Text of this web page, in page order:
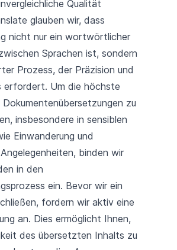
Qualität
glauben wir, dass
nicht nur ein wortwörtlicher
Sprachen ist, sondern
Prozess, der Präzision und
erfordert. Um die höchste
zu
insbesondere in sensiblen
Einwanderung und
binden wir
in den
ein. Bevor wir ein
fordern wir aktiv eine
an. Dies ermöglicht Ihnen,
des übersetzten Inhalts zu